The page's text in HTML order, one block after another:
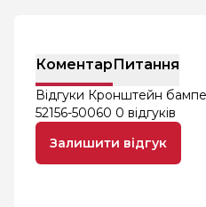
КоментарПитання
Відгуки Кронштейн
52156-50060 0 відгуків
Залишити відгук